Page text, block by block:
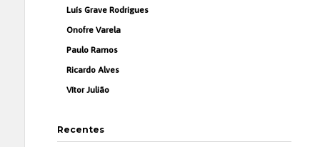
Luís Grave Rodrigues
Onofre Varela
Paulo Ramos
Ricardo Alves
Vítor Julião
Recentes